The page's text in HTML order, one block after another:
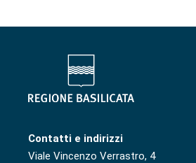
Contatti e indirizzi
Viale Vincenzo Verrastro, 4